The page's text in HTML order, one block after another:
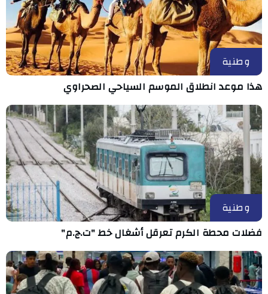
وطنية
هذا موعد انطلاق الموسم السياحي الصحراوي
وطنية
فضلات محطة الكرم تعرقل أشغال خط "ت.ج.م"